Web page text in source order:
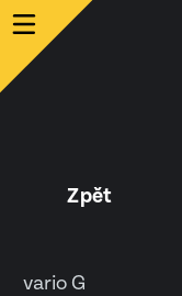
Zpět
vario G